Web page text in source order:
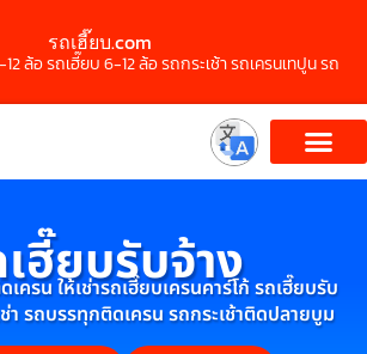
รถเฮี๊ยบ.com
ล้อ รถเฮี๊ยบ 6-12 ล้อ รถกระเช้า รถเครนเทปูน รถ
ฮี๊ยบรับจ้าง
ครน ให้เช่ารถเฮี๊ยบเครนคาร์โก้ รถเฮี๊ยบรับ
า รถบรรทุกติดเครน รถกระเช้าติดปลายบูม